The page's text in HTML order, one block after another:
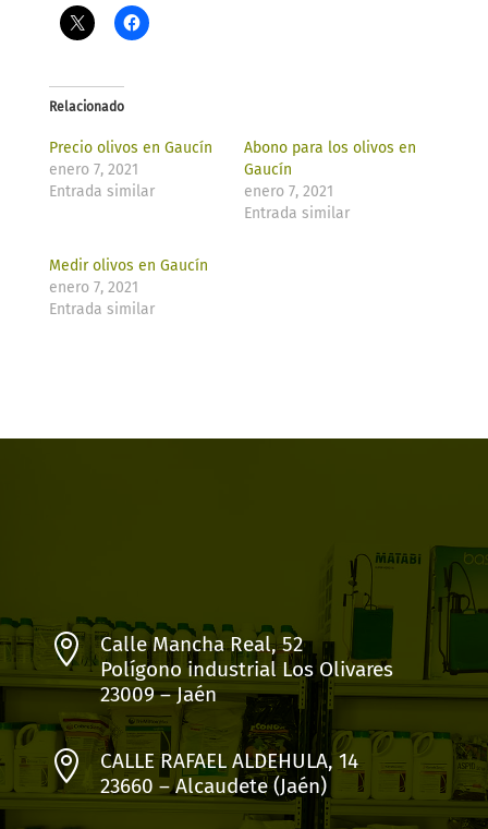
Relacionado
Precio olivos en Gaucín
enero 7, 2021
Entrada similar
Abono para los olivos en
Gaucín
enero 7, 2021
Entrada similar
Medir olivos en Gaucín
enero 7, 2021
Entrada similar

Calle Mancha Real, 52
Polígono industrial Los Olivares
23009 – Jaén

CALLE RAFAEL ALDEHULA, 14
23660 – Alcaudete (Jaén)